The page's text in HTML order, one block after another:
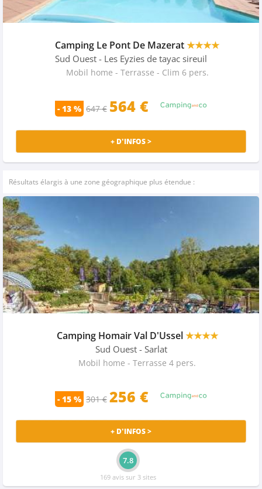
Camping Le Pont De Mazerat★★★★
Sud Ouest - Les Eyzies de tayac sireuil
Mobil home - Terrasse - Clim 6 pers.
- 13 % 647 € 564 €
+ D'INFOS >
Résultats élargis à une zone géographique plus étendue :
Camping Homair Val D'Ussel★★★★
Sud Ouest - Sarlat
Mobil home - Terrasse 4 pers.
- 15 % 301 € 256 €
+ D'INFOS >
7.8
169 avis sur 3 sites